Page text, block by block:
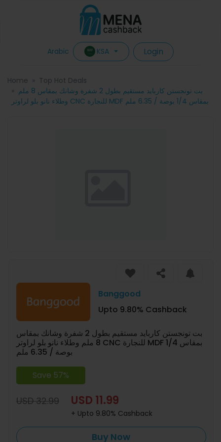
Arabic KSA Login
Home
Top Hot Deals
بت تونجستن كاربايد مستقيم بطول 2 شفرة وشانك بمقاس 8 ملم
وطلاء نانو بلو لراوتر CNC للنجارة MDF بمقاس 1/4 بوصة / 6.35 ملم
Banggood
Upto 9.80% Cashback
بت تونجستن كاربايد مستقيم بطول 2 شفرة وشانك بمقاس
8 ملم وطلاء نانو بلو لراوتر CNC للنجارة MDF بمقاس 1/4
بوصة / 6.35 ملم
Save 57%
USD 32.99 USD 11.99
+ Upto 9.80% Cashback
Buy Now